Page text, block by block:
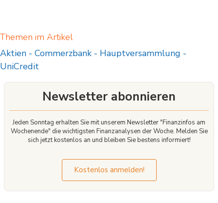
Themen im Artikel
Aktien - Commerzbank- Hauptversammlung -
UniCredit
Newsletter abonnieren
Jeden Sonntag erhalten Sie mit unserem Newsletter "Finanzinfos am
Wochenende" die wichtigsten Finanzanalysen der Woche. Melden Sie
sich jetzt kostenlos an und bleiben Sie bestens informiert!
Kostenlos anmelden!